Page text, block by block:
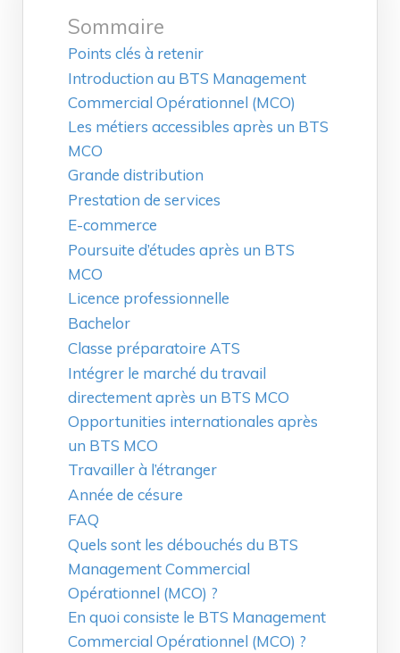
Sommaire
Points clés à retenir
Introduction au BTS Management
Commercial Opérationnel (MCO)
Les métiers accessibles après un BTS
MCO
Grande distribution
Prestation de services
E-commerce
Poursuite d’études après un BTS
MCO
Licence professionnelle
Bachelor
Classe préparatoire ATS
Intégrer le marché du travail
directement après un BTS MCO
Opportunities internationales après
un BTS MCO
Travailler à l’étranger
Année de césure
FAQ
Quels sont les débouchés du BTS
Management Commercial
Opérationnel (MCO) ?
En quoi consiste le BTS Management
Commercial Opérationnel (MCO) ?